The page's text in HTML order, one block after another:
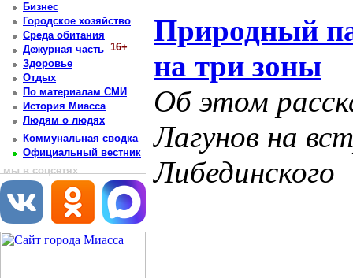
Бизнес
Городское хозяйство
Среда обитания
Дежурная часть 16+
Здоровье
Отдых
По материалам СМИ
История Миасса
Людям о людях
Коммунальная сводка
Официальный вестник
мы в соцсетях
Природный
на три зоны
Об этом
Лагунов на
Либединского